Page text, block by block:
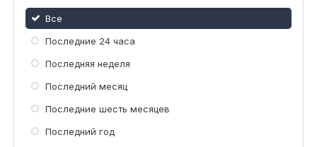
Все
Последние 24 часа
Последняя неделя
Последний месяц
Последние шесть месяцев
Последний год